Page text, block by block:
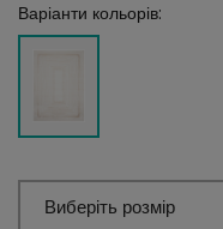
Варіанти кольорів:
Виберіть розмір